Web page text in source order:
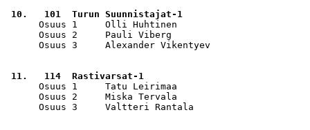
10.   101  Turun Suunnistajat-1
Osuus 1     Olli Huhtinen
Osuus 2     Pauli Viberg
Osuus 3     Alexander Vikentyev
11.   114  Rastivarsat-1
Osuus 1     Tatu Leirimaa
Osuus 2     Miska Tervala
Osuus 3     Valtteri Rantala